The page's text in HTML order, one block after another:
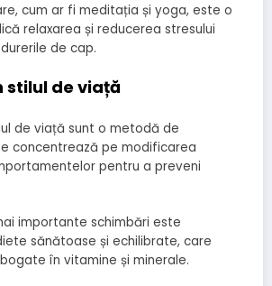
cum ar fi meditația și yoga, este o
relaxarea și reducerea stresului
de cap.
stilul de viață
de viață sunt o metodă de
concentrează pe modificarea
pentru a preveni
importante schimbări este
sănătoase și echilibrate, care
în vitamine și minerale.